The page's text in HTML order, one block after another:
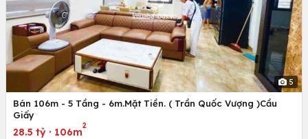
5
Bán 106m - 5 Tầng - 6m.Mặt Tiền. ( Trần Quốc Vượng )Cầu
Giấy
28.5 tỷ · 106m
2